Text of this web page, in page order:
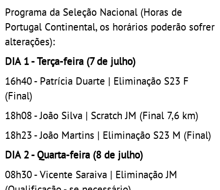
Programa da Seleção Nacional (Horas de
Portugal Continental, os horários poderão sofrer
alterações):
DIA 1 - Terça-feira (7 de julho)
16h40 - Patrícia Duarte | Eliminação S23 F
(Final)
18h08 - João Silva | Scratch JM (Final 7,6 km)
18h23 - João Martins | Eliminação S23 M (Final)
DIA 2 - Quarta-feira (8 de julho)
08h30 - Vicente Saraiva | Eliminação JM